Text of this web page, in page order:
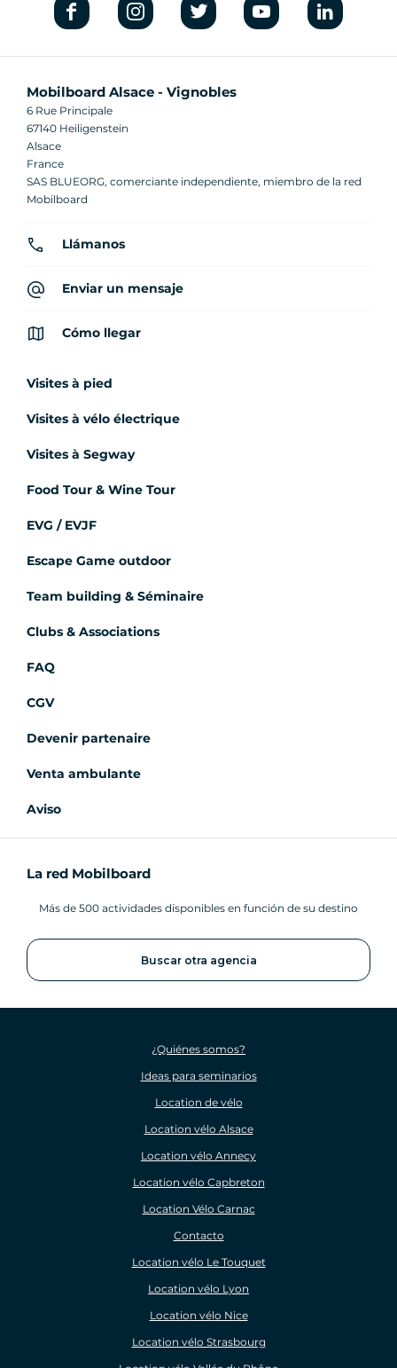
Mobilboard Alsace - Vignobles
6 Rue Principale
67140 Heiligenstein
Alsace
France
SAS BLUEORG, comerciante independiente, miembro de la red
Mobilboard
Llámanos
Enviar un mensaje
Cómo llegar
Visites à pied
Visites à vélo électrique
Visites à Segway
Food Tour & Wine Tour
EVG / EVJF
Escape Game outdoor
Team building & Séminaire
Clubs & Associations
FAQ
CGV
Devenir partenaire
Venta ambulante
Aviso
La red Mobilboard
Más de 500 actividades disponibles en función de su destino
Buscar otra agencia
¿Quiénes somos?
Ideas para seminarios
Location de vélo
Location vélo Alsace
Location vélo Annecy
Location vélo Capbreton
Location Vélo Carnac
Contacto
Location vélo Le Touquet
Location vélo Lyon
Location vélo Nice
Location vélo Strasbourg